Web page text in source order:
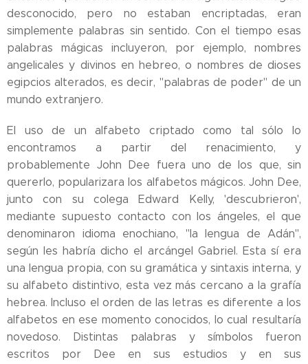
desconocido, pero no estaban encriptadas, eran
simplemente palabras sin sentido. Con el tiempo esas
palabras mágicas incluyeron, por ejemplo, nombres
angelicales y divinos en hebreo, o nombres de dioses
egipcios alterados, es decir, "palabras de poder" de un
mundo extranjero.
El uso de un alfabeto criptado como tal sólo lo
encontramos a partir del renacimiento, y
probablemente John Dee fuera uno de los que, sin
quererlo, popularizara los alfabetos mágicos. John Dee,
junto con su colega Edward Kelly, 'descubrieron',
mediante supuesto contacto con los ángeles, el que
denominaron idioma enochiano, "la lengua de Adán",
según les habría dicho el arcángel Gabriel. Esta sí era
una lengua propia, con su gramática y sintaxis interna, y
su alfabeto distintivo, esta vez más cercano a la grafía
hebrea. Incluso el orden de las letras es diferente a los
alfabetos en ese momento conocidos, lo cual resultaría
novedoso. Distintas palabras y símbolos fueron
escritos por Dee en sus estudios y en sus